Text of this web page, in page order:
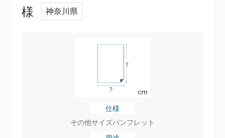
様
神奈川県
仕様
その他サイズパンフレット